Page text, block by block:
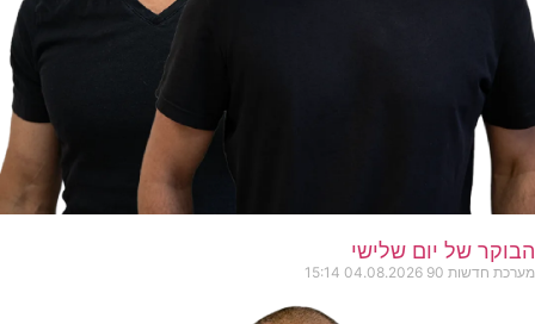
הבוקר של יום שלישי
מערכת חדשות 90 04.08.2026
15:14